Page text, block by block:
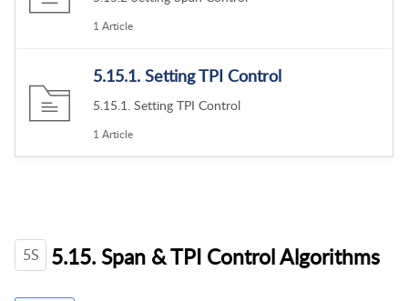
1 Article
5.15.1. Setting TPI Control
5.15.1. Setting TPI Control
1 Article
5S 5.15. Span & TPI Control Algorithms